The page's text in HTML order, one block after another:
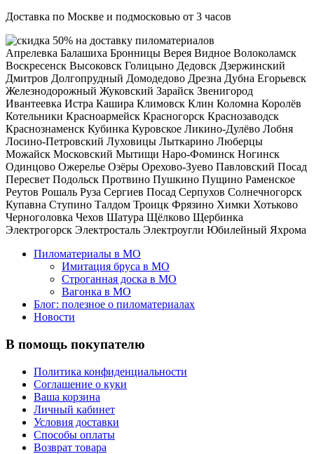
Доставка по Москве и подмосковью от 3 часов
Апрелевка Балашиха Бронницы Верея Видное Волоколамск
Воскресенск Высоковск Голицыно Дедовск Дзержинский
Дмитров Долгопрудный Домодедово Дрезна Дубна Егорьевск
Железнодорожный Жуковский Зарайск Звенигород
Ивантеевка Истра Кашира Климовск Клин Коломна Королёв
Котельники Красноармейск Красногорск Краснозаводск
Краснознаменск Кубинка Куровское Ликино-Дулёво Лобня
Лосино-Петровский Луховицы Лыткарино Люберцы
Можайск Московский Мытищи Наро-Фоминск Ногинск
Одинцово Ожерелье Озёры Орехово-Зуево Павловский Посад
Пересвет Подольск Протвино Пушкино Пущино Раменское
Реутов Рошаль Руза Сергиев Посад Серпухов Солнечногорск
Купавна Ступино Талдом Троицк Фрязино Химки Хотьково
Черноголовка Чехов Шатура Щёлково Щербинка
Электрогорск Электросталь Электроугли Юбилейный Яхрома
Пиломатериалы в МО
Имитация бруса в МО
Строганная доска в МО
Вагонка в МО
Блог: полезное о пиломатериалах
Новости
В помощь покупателю
Политика конфиденциальности
Соглашение о куки
Ваша корзина
Личный кабинет
Условия доставки
Способы оплаты
Возврат товара